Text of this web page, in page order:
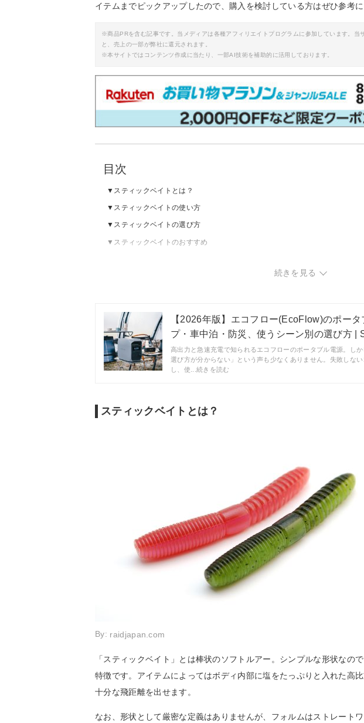
イテムまでピックアップしたので、購入を検討している方はぜひ参考に
※商品PRを含む記事です。当メディアは各種アフィリエイトプログラムに参加しています。当
と、売上の一部が弊社に還元されます。
※本サイトではコンテンツ作成に当たり、一部AI技術を補助的に活用しております。
目次
スティックベイトとは？
スティックベイトの使い方
スティックベイトの選び方
スティックベイトのおすすめ
続きを見る
【2026年版】エコフロー(EcoFlow)のポー
プ・車中泊・防災、使うシーン別の選び方 |
高出力と急速充電で知られるエコフローのポータブル電源。し
選び方が分からない」という声も少なくありません。失敗しな
し、使...続きを読む
スティックベイトとは？
By: raidjapan.com
「スティックベイト」とは棒状のソフトルアー。シンプルな形状なの
特徴です。アイテムによってはボディ内部に塩をたっぷりと入れた高
十分な飛距離を出せます。
なお、形状として厳密な定義はありませんが、フォルムはストレート